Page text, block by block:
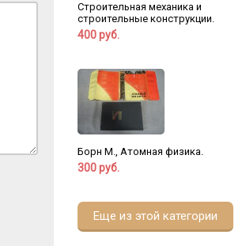
Строительная механика и
строительные конструкции.
400 руб.
Борн М., Атомная физика.
300 руб.
Еще из этой категории